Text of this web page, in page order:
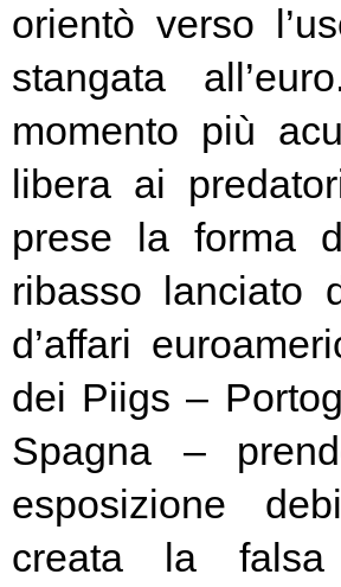
orientò verso
stangata
momento più
libera ai
prese la forma
ribasso lanciato
d’affari
dei Piigs –
Spagna –
esposizione
creata la falsa